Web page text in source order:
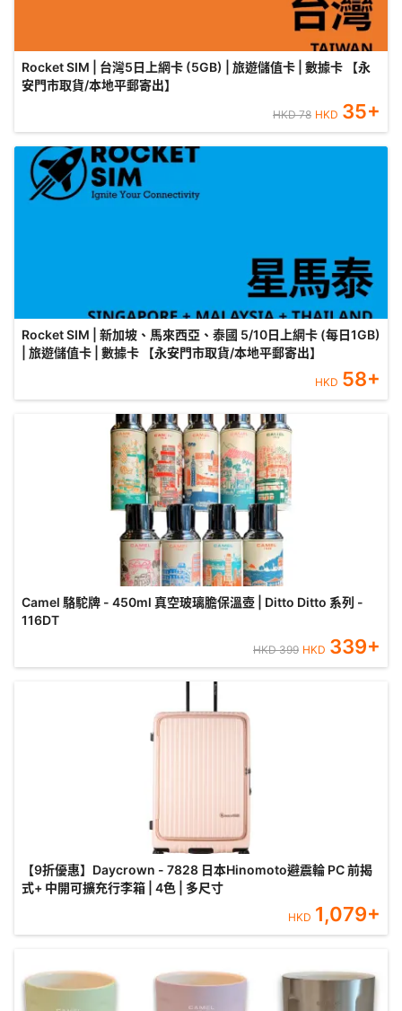
Rocket SIM | 台灣5日上網卡 (5GB) | 旅遊儲值卡 | 數據卡 【永
安門市取貨/本地平郵寄出】
HKD78 HKD 35+
Rocket SIM | 新加坡、馬來西亞、泰國 5/10日上網卡 (每日1GB)
| 旅遊儲值卡 | 數據卡 【永安門市取貨/本地平郵寄出】
HKD 58+
Camel 駱駝牌 - 450ml 真空玻璃膽保溫壺 | Ditto Ditto 系列 -
116DT
HKD399 HKD 339+
【9折優惠】Daycrown - 7828 日本Hinomoto避震輪 PC 前揭
式+ 中開可擴充行李箱 | 4色 | 多尺寸
HKD 1,079+